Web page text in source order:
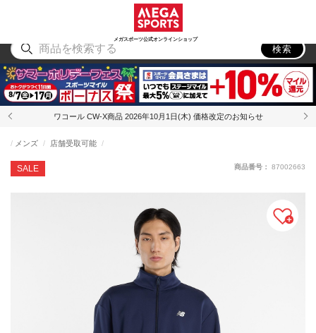
メガスポーツ公式オンラインショップ
アウトドア
検索
ワコール CW-X商品 2026年10月1日(木) 価格改定のお知らせ
SALE
メンズ 店舗受取可能
商品番号： 87002663